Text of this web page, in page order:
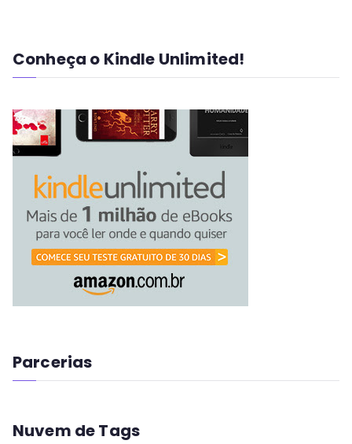
Conheça o Kindle Unlimited!
Parcerias
Nuvem de Tags